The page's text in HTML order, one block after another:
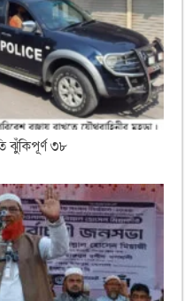
ঝুঁকিপূর্ণ ৩৮